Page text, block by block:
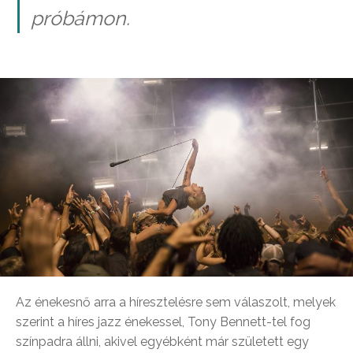
próbámon.
Az énekesnő arra a híresztelésre sem válaszolt, melyek
szerint a híres jazz énekessel, Tony Bennett-tel fog
színpadra állni, akivel egyébként már született egy